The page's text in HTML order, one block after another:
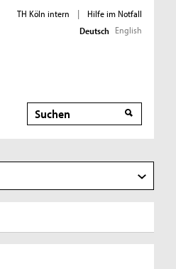
TH Köln intern |
Hilfe im Notfall
Deutsch English
Suche
Suche